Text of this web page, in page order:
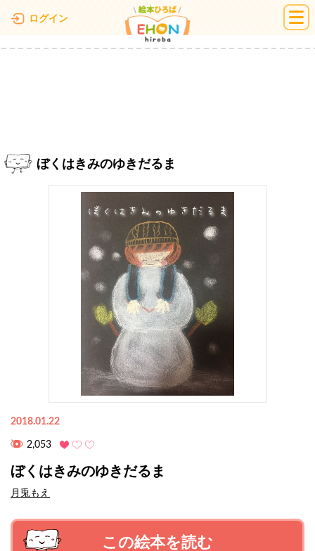
ログイン 絵本ひろば
ぼくはきみのゆきだるま
2018.01.22
2,053
ぼくはきみのゆきだるま
月兎もえ
この絵本を読む